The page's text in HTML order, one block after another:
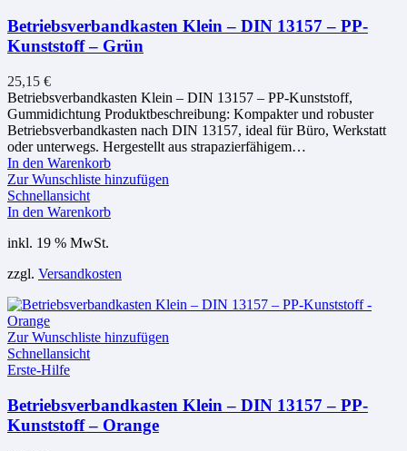
Betriebsverbandkasten Klein – DIN 13157 – PP-
Kunststoff – Grün
25,15 €
Betriebsverbandkasten Klein – DIN 13157 – PP-Kunststoff,
Gummidichtung Produktbeschreibung: Kompakter und robuster
Betriebsverbandkasten nach DIN 13157, ideal für Büro, Werkstatt
oder unterwegs. Hergestellt aus strapazierfähigem…
In den Warenkorb
Zur Wunschliste hinzufügen
Schnellansicht
In den Warenkorb
inkl. 19 % MwSt.
zzgl. Versandkosten
Zur Wunschliste hinzufügen
Schnellansicht
Erste-Hilfe
Betriebsverbandkasten Klein – DIN 13157 – PP-
Kunststoff – Orange